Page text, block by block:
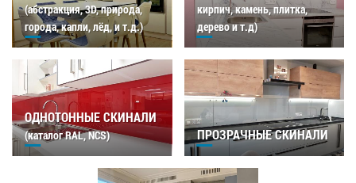
(абстракция, 3D, природа,
города, капли, лёд, и т.д.)
кирпич, камень, плитка,
дерево и т.д)
ОДНОТОННЫЕ СКИНАЛИ
(каталог RAL, NCS) ПРОЗРАЧНЫЕ СКИНАЛИ